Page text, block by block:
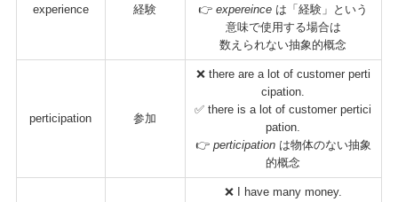
experience 経験
👉expereince は「経験」という
意味で使用する場合は
数えられない抽象的概念
perticipation 参加
❌ there are a lot of customer perti
cipation.
✅ there is a lot of customer pertici
pation.
👉 perticipation は物体のない抽象
的概念
❌ I have many money.